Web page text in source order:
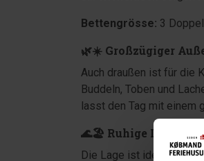
Bettengrösse: 3
🌿☀️ Großzügiger
Auch draußen ist für die
Buddeln, Toben und
lasst den Tag mit einem
🌊🏖️ Ruhige Lage in
Die Lage ist ideal: Nur